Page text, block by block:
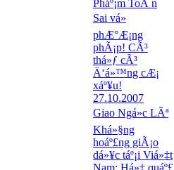
Pháº¡m ToÃ n
Sai vá»
phÆ°Æ¡ng
phÃ¡p! CÃ³
thá»ƒ cÃ³
Ä‘á»™ng cÆ¡
xáº¥u!
27.10.2007
Giao Ngá»c LÃª
Khá»§ng
hoáº£ng giÃ¡o
dá»¥c táº¡i Viá»‡t
Nam: Há»‡ quáº£